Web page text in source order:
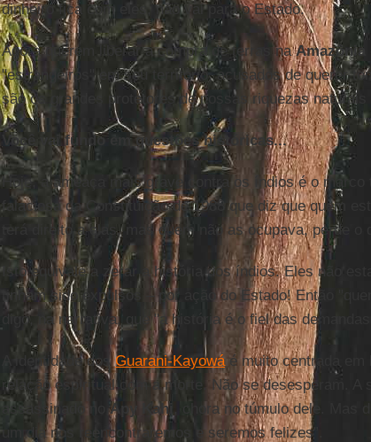
dinheiro fica com eles, não vai para o Estado.
Agora querem liberar a compra de terras naAmazônia
"estrangeiros" em seu território, acusados de querer
são os grandes protetores de nossas riquezas
Você vai fundo em questões históricas...
Hoje, a ameaça mais grave contra os índios é o marco
falaciosa da Constituição de 1988 que diz que quem
terá direito a elas, mas quem não as ocupava, perde o
Isto equivale a zerar a história dos índios. Eles não
tinham sido expulsos – por ação do Estado! Então
digo, na narrativa, que "a história é o fiel das
A identidade dosGuarani-Kayowáé muito centrada em
relação espiritual com a morte. Não se desesperam. A
assassinado noApy Kahi
, chora no túmulo dele. Mas
um dia nos reencontraremos e seremos felizes”.